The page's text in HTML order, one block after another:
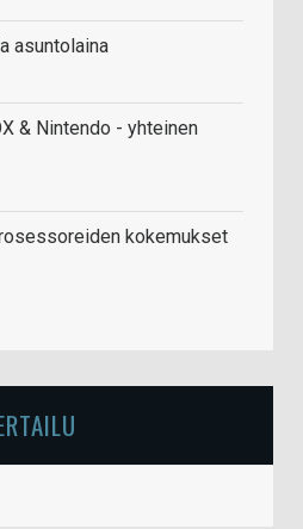
asuntolaina
& Nintendo - yhteinen
kokemukset